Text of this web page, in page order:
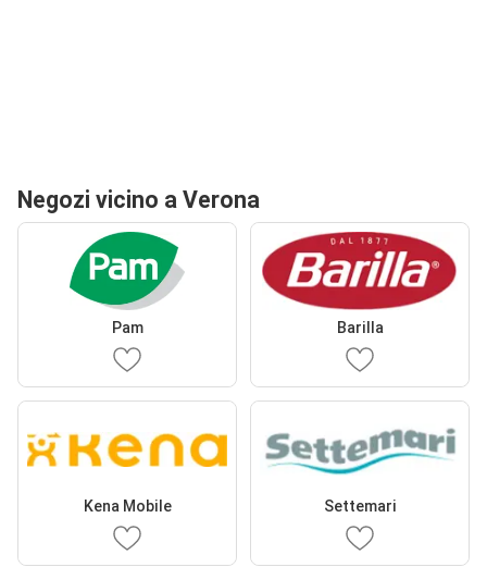
Negozi vicino a Verona
Pam Barilla
Kena Mobile Settemari